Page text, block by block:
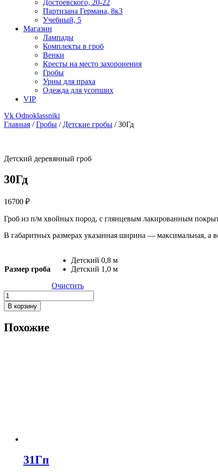
Достоевского, 20-22
Партизана Германа, 8к3
Учебный, 5
Магазин
Лампады
Комплекты в гроб
Венки
Кресты на место захоронения
Гробы
Урны для праха
Одежда для усопших
VIP
Vk Odnoklassniki
Главная /Гробы / Детские гробы / 30Гд
Детский деревянный гроб
30Гд
16700 ₽
Гроб из п/м хвойных пород, с глянцевым лакированным
В габаритных размерах указанная ширина — максимальная,
Размер гроба
Детский 0,8 м
Детский 1,0 м
Очистить
Количество
товара
30Гд
В корзину
Похожие
31Гп